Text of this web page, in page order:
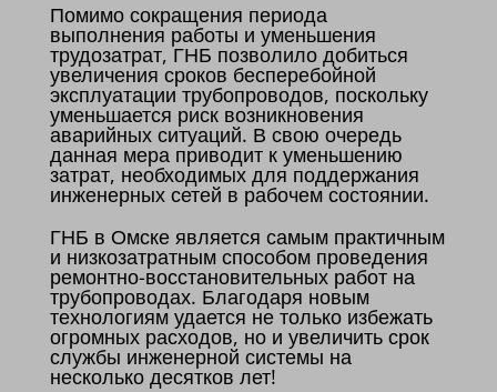
Помимо сокращения периода
выполнения работы и уменьшения
трудозатрат, ГНБ позволило добиться
увеличения сроков бесперебойной
эксплуатации трубопроводов, поскольку
уменьшается риск возникновения
аварийных ситуаций. В свою очередь
данная мера приводит к уменьшению
затрат, необходимых для поддержания
инженерных сетей в рабочем состоянии.
ГНБ в Омске является самым практичным
и низкозатратным способом проведения
ремонтно-восстановительных работ на
трубопроводах. Благодаря новым
технологиям удается не только избежать
огромных расходов, но и увеличить срок
службы инженерной системы на
несколько десятков лет!